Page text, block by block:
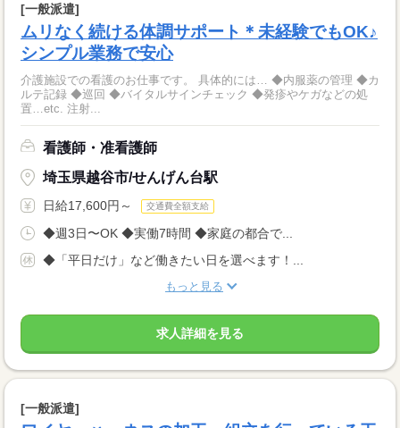
[一般派遣]
ムリなく続ける体調サポート＊未経験でもOK♪
シンプル業務で安心
介護施設での看護のお仕事です。 具体的には… ◆内服薬の管理 ◆カ
ルテ記録 ◆巡回 ◆バイタルサインチェック ◆発疹やケガなどの処
置…etc. 注射...
看護師・准看護師
埼玉県越谷市/せんげん台駅
日給17,600円～ 交通費全額支給
◆週3日〜OK ◆実働7時間 ◆家庭の都合で...
◆「平日だけ」など働きたい日を選べます！...
もっと見る
求人詳細を見る
[一般派遣]